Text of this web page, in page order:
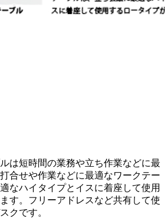
は短時間の業務や立ち作業などに最
合せや作業などに最適なワークテー
なハイタイプとイスに着座して使用
す。フリーアドレスなど共有して使
クです。